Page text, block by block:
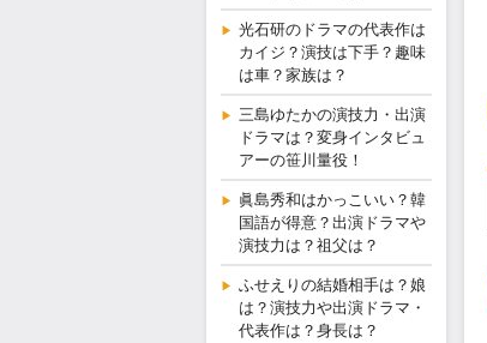
光石研のドラマの代表作は
カイジ？演技は下手？趣味
は車？家族は？
三島ゆたかの演技力・出演
ドラマは？変身インタビュ
アーの笹川量役！
眞島秀和はかっこいい？韓
国語が得意？出演ドラマや
演技力は？祖父は？
ふせえりの結婚相手は？娘
は？演技力や出演ドラマ・
代表作は？身長は？